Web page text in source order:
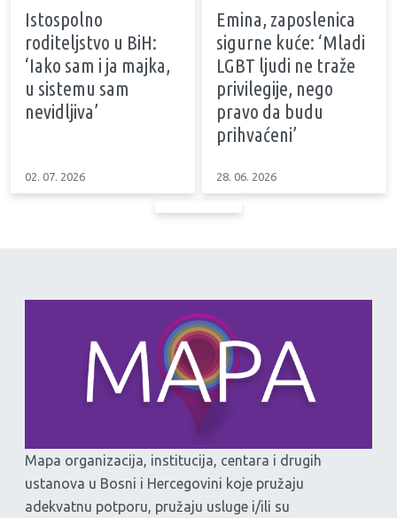
Istospolno
roditeljstvo u BiH:
‘Iako sam i ja majka,
u sistemu sam
nevidljiva’
02. 07. 2026
Emina, zaposlenica
sigurne kuće: ‘Mladi
LGBT ljudi ne traže
privilegije, nego
pravo da budu
prihvaćeni’
28. 06. 2026
Mapa organizacija, institucija, centara i drugih
ustanova u Bosni i Hercegovini koje pružaju
adekvatnu potporu, pružaju usluge i/ili su